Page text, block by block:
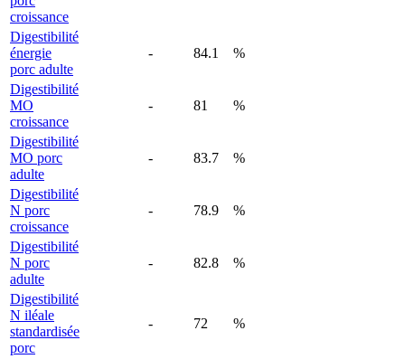
croissance
Digestibilité
énergie
porc adulte
- 84.1 %
Digestibilité
MO
croissance
- 81 %
Digestibilité
MO porc
adulte
- 83.7 %
Digestibilité
N porc
croissance
- 78.9 %
Digestibilité
N porc
adulte
- 82.8 %
Digestibilité
N iléale
standardisée
porc
- 72 %